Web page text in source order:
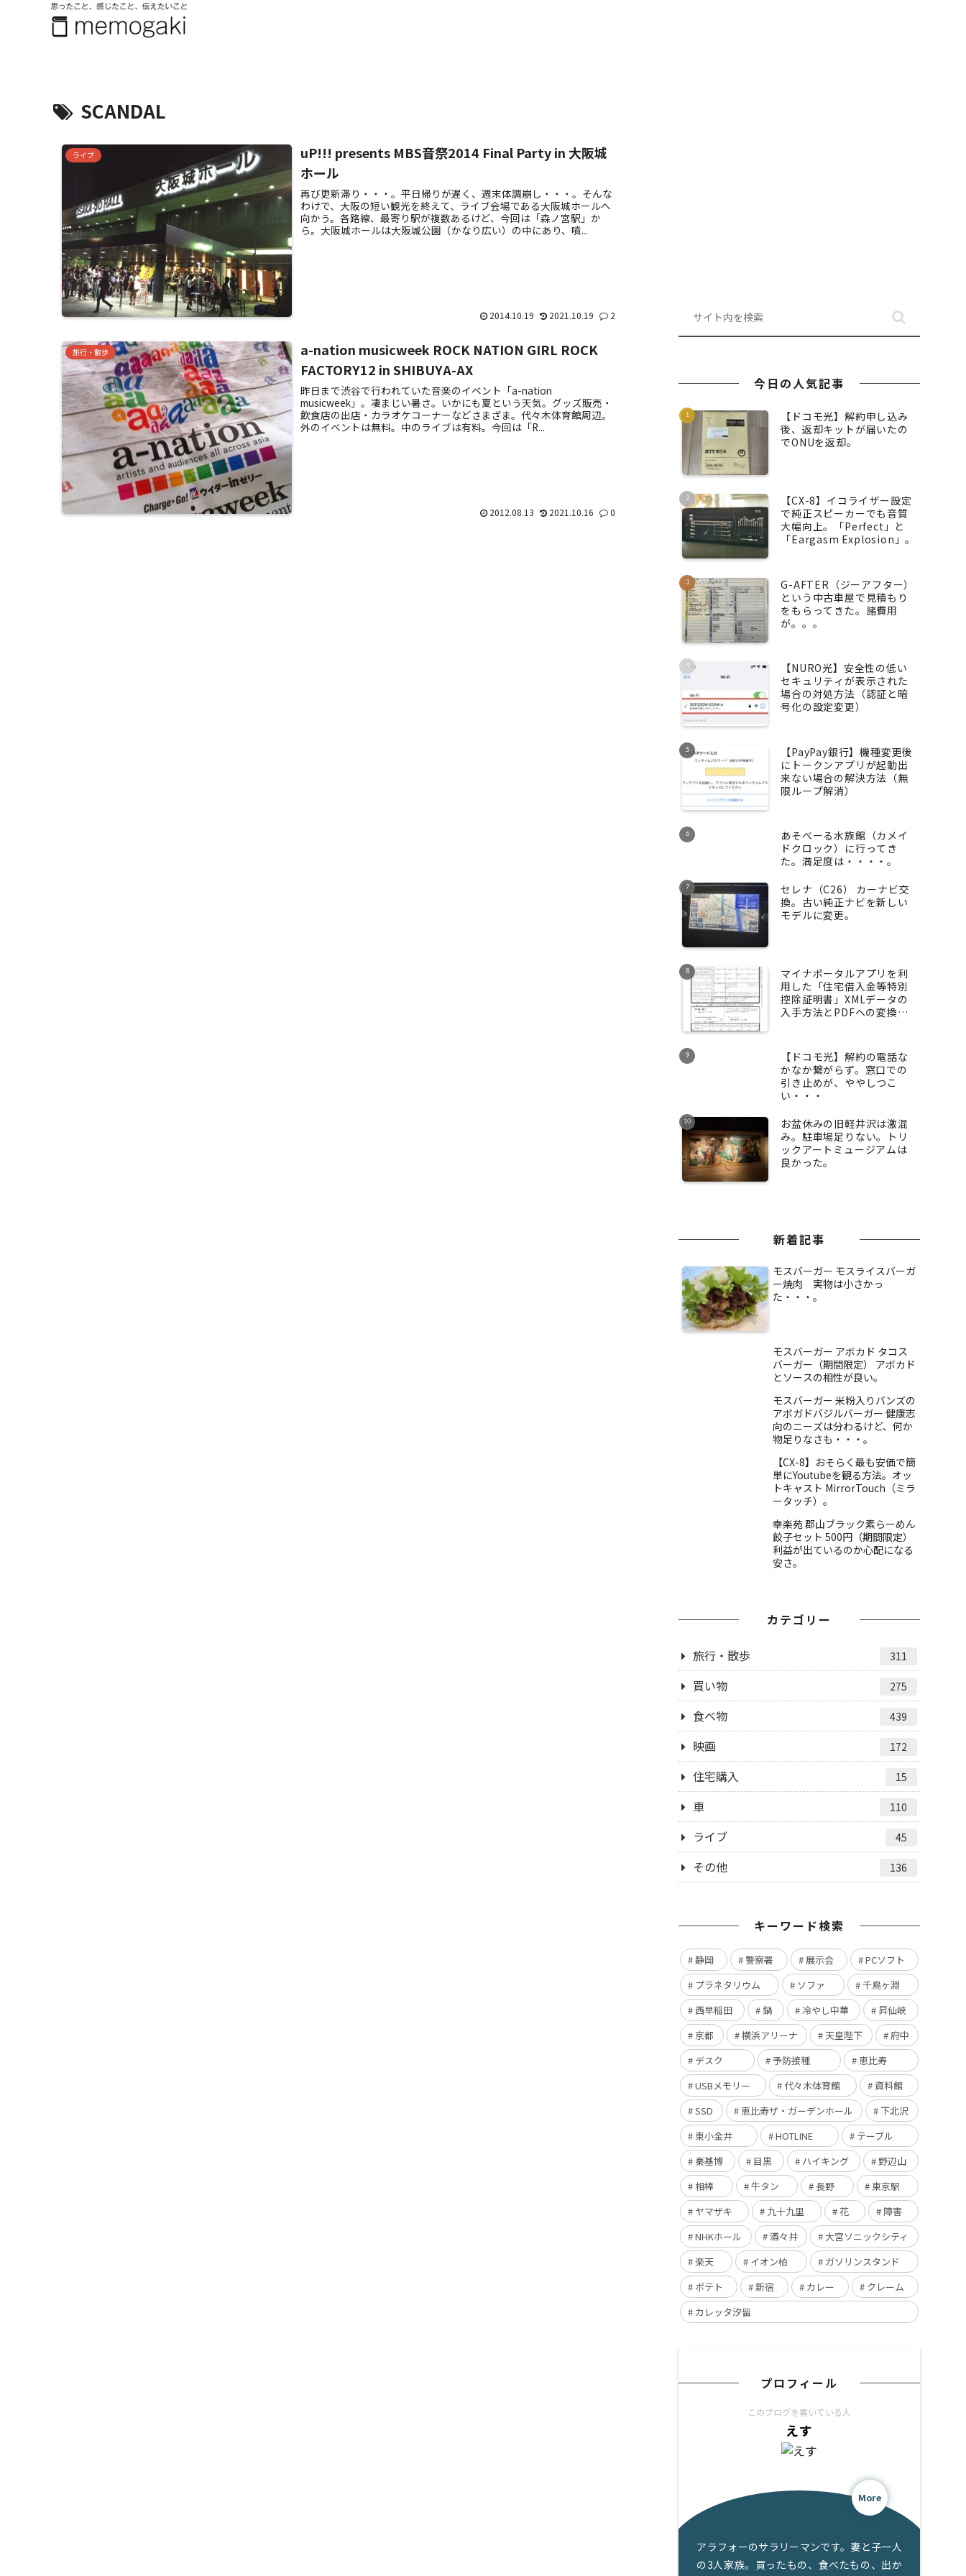
SCANDAL
ライブ
uP!!! presents MBS音祭2014 Final Party in 大阪城
ホール
再び更新滞り・・・。平日帰りが遅く、週末体調崩し・・・。そんな
わけで、大阪の短い観光を終えて、ライブ会場である大阪城ホールへ
向かう。各路線、最寄り駅が複数あるけど、今回は「森ノ宮駅」か
ら。大阪城ホールは大阪城公園（かなり広い）の中にあり、噴...
2014.10.19 2021.10.19 2
旅行・散歩
a-nation musicweek ROCK NATION GIRL ROCK
FACTORY12 in SHIBUYA-AX
昨日まで渋谷で行われていた音楽のイベント「a-nation
musicweek」。凄まじい暑さ。いかにも夏という天気。グッズ販売・
飲食店の出店・カラオケコーナーなどさまざま。代々木体育館周辺。
外のイベントは無料。中のライブは有料。今回は「R...
2012.08.13 2021.10.16 0
今日の人気記事
【ドコモ光】解約申し込み
後、返却キットが届いたの
でONUを返却。
【CX-8】イコライザー設定
で純正スピーカーでも音質
大幅向上。「Perfect」と
「Eargasm Explosion」。
G-AFTER（ジーアフター）
という中古車屋で見積もり
をもらってきた。諸費用
が。。。
【NURO光】安全性の低い
セキュリティが表示された
場合の対処方法（認証と暗
号化の設定変更）
【PayPay銀行】機種変更後
にトークンアプリが起動出
来ない場合の解決方法（無
限ループ解消）
あそべーる水族館（カメイ
ドクロック）に行ってき
た。満足度は・・・・。
セレナ（C26） カーナビ交
換。古い純正ナビを新しい
モデルに変更。
マイナポータルアプリを利
用した「住宅借入金等特別
控除証明書」XMLデータの
入手方法とPDFへの変換方
【ドコモ光】解約の電話な
かなか繋がらず。窓口での
引き止めが、ややしつこ
い・・・
お盆休みの旧軽井沢は激混
み。駐車場足りない。トリ
ックアートミュージアムは
良かった。
新着記事
モスバーガー モスライスバーガ
ー焼肉 実物は小さかっ
た・・・。
モスバーガー アボカド タコス
バーガー（期間限定） アボカド
とソースの相性が良い。
モスバーガー 米粉入りバンズの
アボガドバジルバーガー 健康志
向のニーズは分わるけど、何か
物足りなさも・・・。
【CX-8】おそらく最も安価で簡
単にYoutubeを観る方法。オッ
トキャスト MirrorTouch（ミラ
ータッチ）。
幸楽苑 郡山ブラック素らーめん
餃子セット 500円（期間限定）
利益が出ているのか心配になる
安さ。
カテゴリー
旅行・散歩 311
買い物 275
食べ物 439
映画 172
住宅購入 15
車 110
ライブ 45
その他 136
キーワード検索
静岡 警察署 展示会
PCソフト
プラネタリウム
ソファ
千鳥ヶ淵
西早稲田
鍋 冷やし中華
昇仙峡
京都
横浜アリーナ 天皇陛下
府中
デスク
予防接種
恵比寿
USBメモリー
代々木体育館
資料館
SSD
恵比寿ザ・ガーデンホール
下北沢
東小金井
HOTLINE
テーブル
秦基博
目黒 ハイキング
野辺山
相棒
牛タン 長野
東京駅
ヤマザキ
九十九里 花
障害
NHKホール
酒々井
大宮ソニックシティ
楽天
イオン柏
ガソリンスタンド
ポテト
新宿 カレー
クレーム
カレッタ汐留
プロフィール
このブログを書いている人
えす
More
アラフォーのサラリーマンです。妻と子一人
の3人家族。買ったもの、食べたもの、出か